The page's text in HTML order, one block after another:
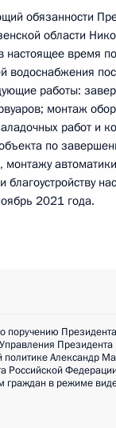
обязанности
области
настоящее время
водоснабжения
работы:
монтаж
работ и
по
монтажу
2021 года.
поручению
Президента
Александр
Российской
граждан в режиме